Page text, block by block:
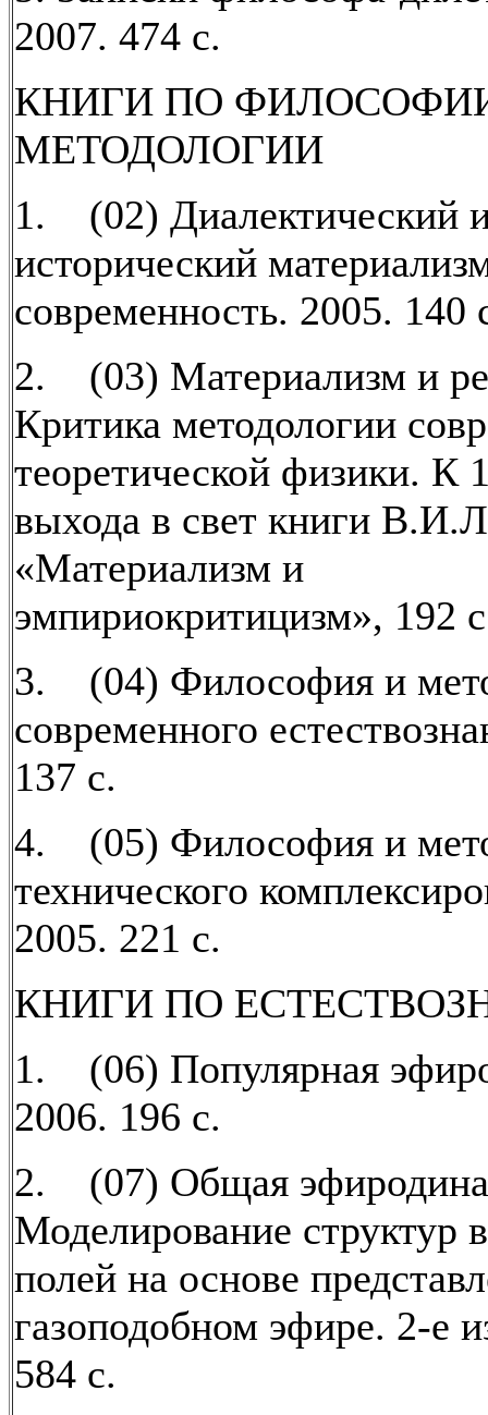
2007. 474 с.
КНИГИ ПО
МЕТОДОЛОГИИ
1. (02) Диалектический
исторический
современность. 2005. 140
2. (03) Материализм и
Критика методологии
теоретической физики. К
выхода в свет книги
«Материализм и
эмпириокритицизм», 192
3. (04) Философия и
современного
137 с.
4. (05) Философия и
технического
2005. 221 с.
КНИГИ ПО
1. (06) Популярная
2006. 196 с.
2. (07) Общая
Моделирование структур
полей на основе
газоподобном эфире. 2-е
584 с.